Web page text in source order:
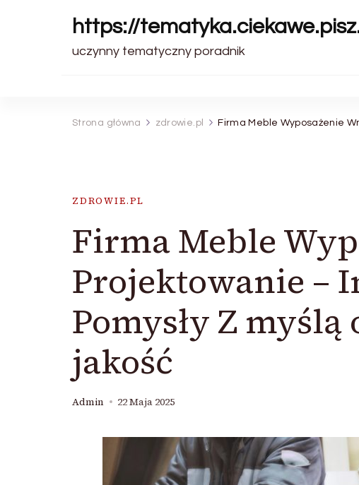
https://
uczynny tematyczny poradnik
Strona główna zdrowie.pl Firma Meble Wyposażenie
ZDROWIE.PL
Firma Meble
Projektowanie –
Pomysły Z myślą
jakość
Admin 22 Maja 2025